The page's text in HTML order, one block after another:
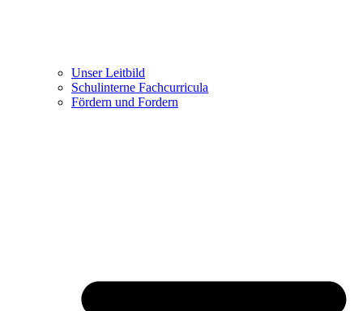
Unser Leitbild
Schulinterne Fachcurricula
Fördern und Fordern